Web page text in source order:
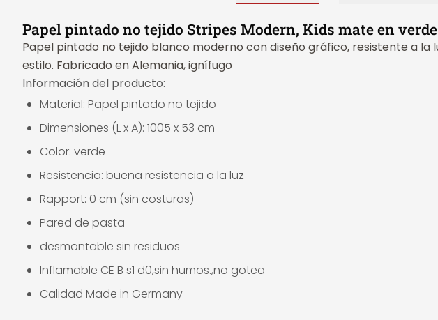
Papel pintado no tejido Stripes Modern, Kids mate en
Papel pintado no tejido blanco moderno con diseño gráfico, resistente a
estilo. Fabricado en Alemania, ignífugo
Información del producto:
Material: Papel pintado no tejido
Dimensiones (L x A): 1005 x 53 cm
Color: verde
Resistencia: buena resistencia a la luz
Rapport: 0 cm (sin costuras)
Pared de pasta
desmontable sin residuos
Inflamable CE B s1 d0,sin humos.,no gotea
Calidad Made in Germany